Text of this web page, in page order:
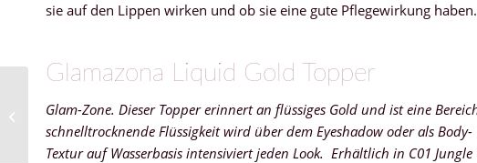
sie auf den Lippen wirken und ob sie eine gute Pflegewirkung
Glamazona Liquid Gold Topper
Glam-Zone. Dieser Topper erinnert an flüssiges Gold und ist eine
schnelltrocknende Flüssigkeit wird über dem Eyeshadow oder als
Textur auf Wasserbasis intensiviert jeden Look. Erhältlich in C01 Jungle
Paula’s Choice – Skin
Recovery System